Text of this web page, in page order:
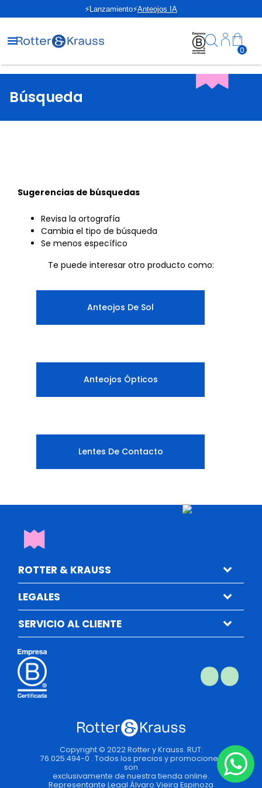
⚡Lanzamiento⚡Anteojos IA
0
Búsqueda
Sugerencias de búsquedas
Revisa la ortografía
Cambia el tipo de búsqueda
Se menos específico
Te puede interesar otro producto como:
Anteojos De Sol
Anteojos Ópticos
Lentes De Contacto
ROTTER & KRAUSS
LEGALES
SERVICIO AL CLIENTE
Copyright © 2022 Rotter y Krauss. RUT:
76.025.494-0 . Todos los precios y promociones
son
exclusivamente de nuestra tienda online.
Representante Legal Álvaro Vieira Espinoza